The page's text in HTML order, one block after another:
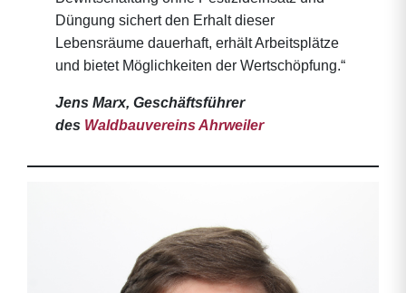
Düngung sichert den Erhalt dieser
Lebensräume dauerhaft, erhält Arbeitsplätze
und bietet Möglichkeiten der Wertschöpfung.“
Jens Marx, Geschäftsführer
des Waldbauvereins Ahrweiler